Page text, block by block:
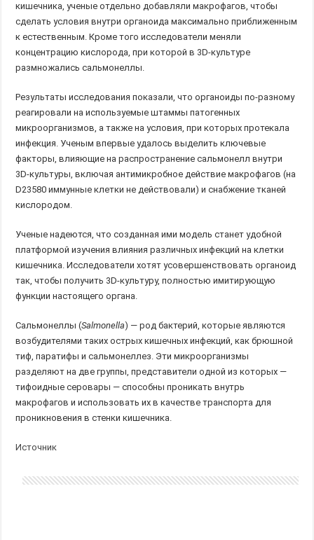
кишечника, ученые отдельно добавляли макрофагов, чтобы
сделать условия внутри органоида максимально приближенным
к естественным. Кроме того исследователи меняли
концентрацию кислорода, при которой в 3D-культуре
размножались сальмонеллы.
Результаты исследования показали, что органоиды по-разному
реагировали на используемые штаммы патогенных
микроорганизмов, а также на условия, при которых протекала
инфекция. Ученым впервые удалось выделить ключевые
факторы, влияющие на распространение сальмонелл внутри
3D-культуры, включая антимикробное действие макрофагов (на
D23580 иммунные клетки не действовали) и снабжение тканей
кислородом.
Ученые надеются, что созданная ими модель станет удобной
платформой изучения влияния различных инфекций на клетки
кишечника. Исследователи хотят усовершенствовать органоид
так, чтобы получить 3D-культуру, полностью имитирующую
функции настоящего органа.
Сальмонеллы (Salmonella) — род бактерий, которые являются
возбудителями таких острых кишечных инфекций, как брюшной
тиф, паратифы и сальмонеллез. Эти микроорганизмы
разделяют на две группы, представители одной из которых —
тифоидные серовары — способны проникать внутрь
макрофагов и использовать их в качестве транспорта для
проникновения в стенки кишечника.
Источник